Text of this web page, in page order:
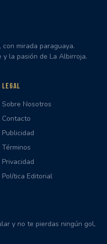
mirada paraguaya.
la pasión de La Albirroja.
LEGAL
Sobre Nosotros
Contacto
Publicidad
Términos
Privacidad
Política Editorial
y no te pierdas ningún gol,